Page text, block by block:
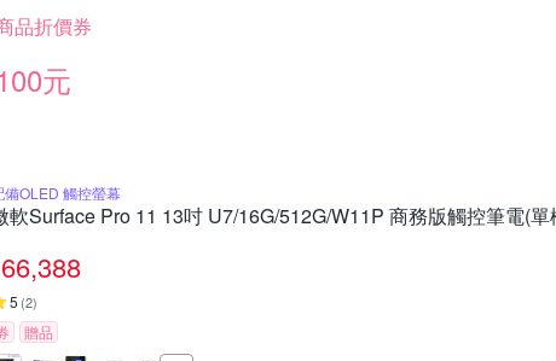
品折價券
元
備OLED 觸控螢幕
軟Surface Pro 11 13吋 U7/16G/512G/W11P 商務版觸控筆電(
66,388
5 (2)
贈品